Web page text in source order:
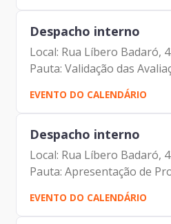
de Oliveira Yeso Amalfi...
Despacho interno
Local: Rua Líbero Badaró,
Pauta: Validação das
Johann Nogueira Dantas
de Almeida
EVENTO DO CALENDÁRIO
Despacho interno
Local: Rua Líbero Badaró,
Pauta: Apresentação de
Participantes: Johann
Alberto da Silva Eduardo
EVENTO DO CALENDÁRIO